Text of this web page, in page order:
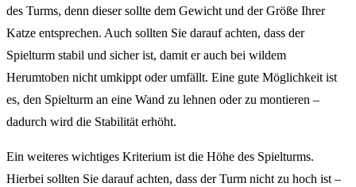
des Turms, denn dieser sollte dem Gewicht und der Größe Ihrer
Katze entsprechen. Auch sollten Sie darauf achten, dass der
Spielturm stabil und sicher ist, damit er auch bei wildem
Herumtoben nicht umkippt oder umfällt. Eine gute Möglichkeit ist
es, den Spielturm an eine Wand zu lehnen oder zu montieren –
dadurch wird die Stabilität erhöht.
Ein weiteres wichtiges Kriterium ist die Höhe des Spielturms.
Hierbei sollten Sie darauf achten, dass der Turm nicht zu hoch ist –